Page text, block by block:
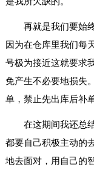
再就是我们要始
因为在仓库里我们每
号极为接近这就要求
免产生不必要地损失
单，禁止先出库后补单
在这期间我还总
都要自己积极主动的
地去面对，用自己的